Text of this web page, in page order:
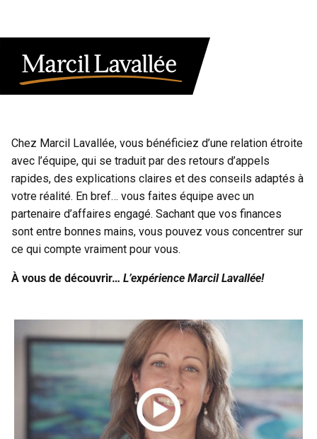
Chez Marcil Lavallée, vous bénéficiez d’une relation étroite
avec l’équipe, qui se traduit par des retours d’appels
rapides, des explications claires et des conseils adaptés à
votre réalité. En bref… vous faites équipe avec un
partenaire d’affaires engagé. Sachant que vos finances
sont entre bonnes mains, vous pouvez vous concentrer sur
ce qui compte vraiment pour vous.
À vous de découvrir… L’expérience Marcil Lavallée!